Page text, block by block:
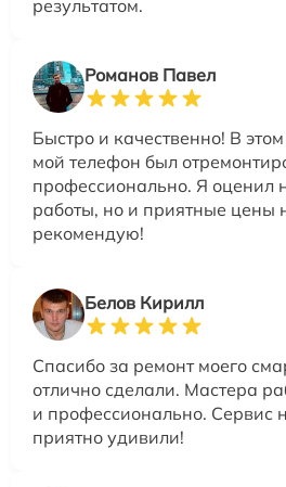
результатом.
Романов Павел
Быстро и качественно! В
мой телефон был
профессионально. Я оценил
работы, но и приятные цены
рекомендую!
Белов Кирилл
Спасибо за ремонт моего
отлично сделали. Мастера
и профессионально. Сервис
приятно удивили!